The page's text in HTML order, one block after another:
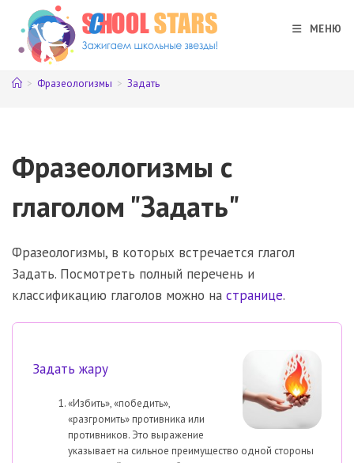
Перейти
содержимому
МЕНЮ
> Фразеологизмы > Задать
Фразеологизмы с
глаголом "Задать"
Фразеологизмы, в которых встречается глагол
Задать. Посмотреть полный перечень и
классификацию глаголов можно на странице.
Задать жару
«Избить», «победить»,
«разгромить» противника или
противников. Это выражение
указывает на сильное преимущество одной стороны